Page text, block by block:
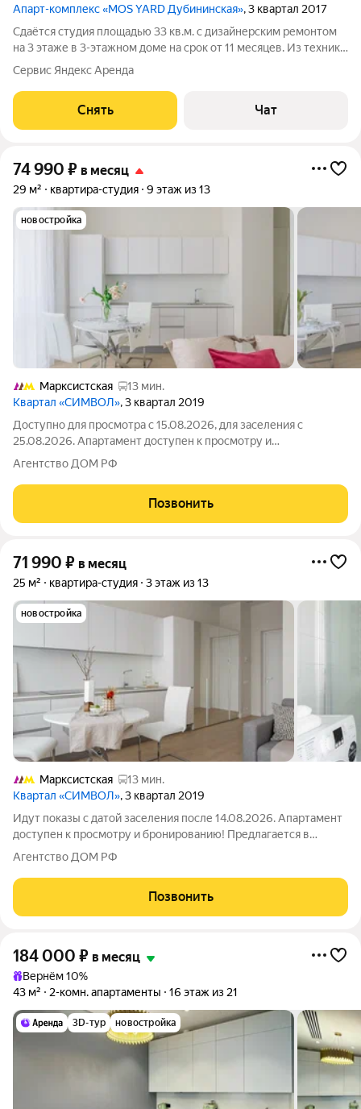
Апарт-комплекс «MOS YARD Дубининская», 3 квартал 2017
Сдаётся студия площадью 33 кв.м. с дизайнерским ремонтом
на 3 этаже в 3-этажном доме на срок от 11 месяцев. Из техники
есть: Телевизор Духовой шкаф Стиральная машина
Холодильник Кондиционер Микроволновка Дом - кирпичный,
окна выходят на улицу.
Сервис Яндекс Аренда
Снять Чат
74 990 ₽ в месяц
29 м² квартира-студия 9 этаж из 13
новостройка
Марксистская
13 мин.
Квартал «СИМВОЛ», 3 квартал 2019
Доступно для просмотра с 15.08.2026, для заселения с
25.08.2026. Апартамент доступен к просмотру и
бронированию! Предлагается в долгосрочную аренду светлая
студия в арендном доме «Символ» от ДОМ.РФ. №48 Доступна
рассрочка оплаты депозита на 3 месяца!
Агентство ДОМ РФ
Позвонить
71 990 ₽ в месяц
25 м² квартира-студия 3 этаж из 13
новостройка
Марксистская
13 мин.
Квартал «СИМВОЛ», 3 квартал 2019
Идут показы с датой заселения после 14.08.2026. Апартамент
доступен к просмотру и бронированию! Предлагается в
долгосрочную аренду светлая студия в арендном доме
«Символ» от ДОМ.РФ. №237 Доступна рассрочка оплаты
депозита на 3 месяца! Без комиссии.
Агентство ДОМ РФ
Позвонить
184 000 ₽ в месяц
Вернём 10%
43 м²
2-комн. апартаменты 16 этаж из 21
3D-тур новостройка